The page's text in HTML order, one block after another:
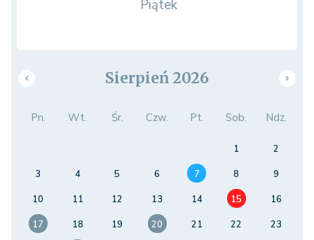
Piątek
Sierpień 2026
Pn. Wt. Śr. Czw. Pt. Sob. Ndz.
1
2
3
4 5 6 7 8
9
10
11 12 13 14 15
16
17
18 19 20 21 22
23